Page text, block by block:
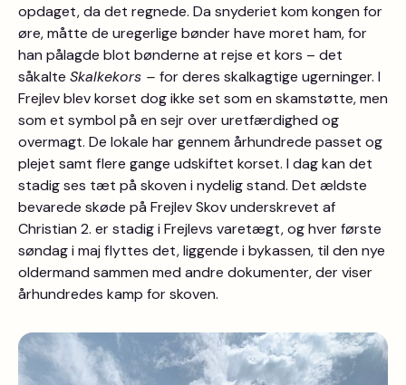
opdaget, da det regnede. Da snyderiet kom kongen for
øre, måtte de uregerlige bønder have moret ham, for
han pålagde blot bønderne at rejse et kors – det
såkalte Skalkekors – for deres skalkagtige ugerninger. I
Frejlev blev korset dog ikke set som en skamstøtte, men
som et symbol på en sejr over uretfærdighed og
overmagt. De lokale har gennem århundrede passet og
plejet samt flere gange udskiftet korset. I dag kan det
stadig ses tæt på skoven i nydelig stand. Det ældste
bevarede skøde på Frejlev Skov underskrevet af
Christian 2. er stadig i Frejlevs varetægt, og hver første
søndag i maj flyttes det, liggende i bykassen, til den nye
oldermand sammen med andre dokumenter, der viser
århundredes kamp for skoven.